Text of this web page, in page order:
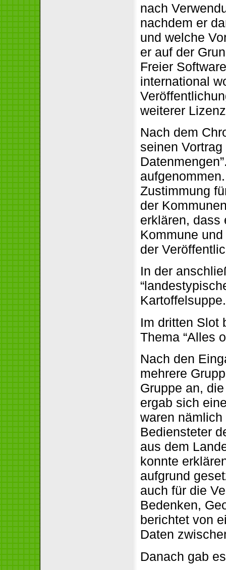
nach
nachdem er
und welche
er auf der
Freier
international
weiterer
Nach dem
seinen
Zustimmung
der
erklären, dass
Kommune
der
In der
Kartoffelsuppe.
Im dritten Slot
Thema “Alles
Nach den
mehrere
Gruppe an,
ergab sich
waren
Bediensteter
aus dem
konnte
aufgrund
auch für die
Bedenken,
berichtet von
Daten
Danach gab